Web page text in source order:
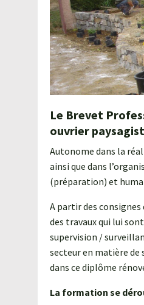
Le Brevet
ouvrier
Autonome dans la
ainsi que dans
(préparation) et
A partir des
des travaux qui lui
supervision /
secteur en matière
dans ce diplôme
La formation se